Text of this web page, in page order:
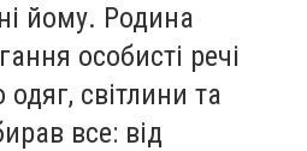
йому. Родина
особисті речі
світлини та
все: від